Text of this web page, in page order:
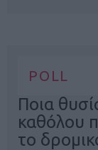
POLL
Ποια
καθόλου
το